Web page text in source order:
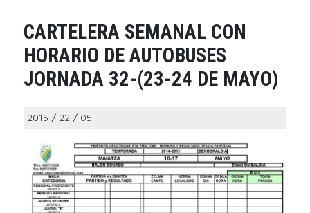
CARTELERA SEMANAL CON
HORARIO DE AUTOBUSES
JORNADA 32-(23-24 DE MAYO)
2015 / 22 / 05